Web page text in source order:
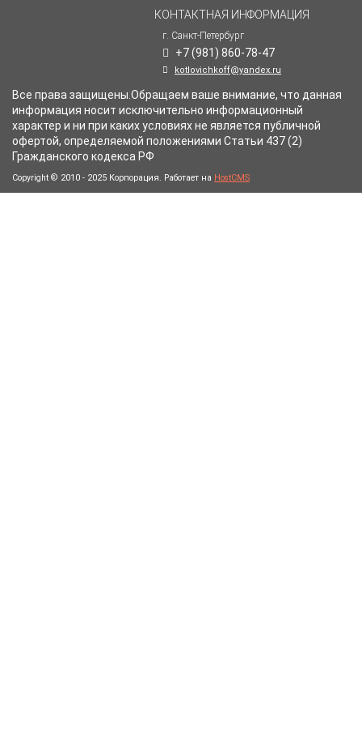
КОНТАКТНАЯ ИНФОРМАЦИЯ
г. Санкт-Петербург
+7 (981) 860-78-47
kotlovichkoff@yandex.ru
Все права защищены.Обращаем ваше внимание, что данная
информация носит исключительно информационный
характер и ни при каких условиях не является публичной
офертой, определяемой положениями Статьи 437 (2)
Гражданского кодекса РФ
Copyright © 2010 - 2025 Корпорация. Работает на HostCMS